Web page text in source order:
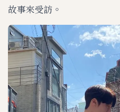
故事來受訪。